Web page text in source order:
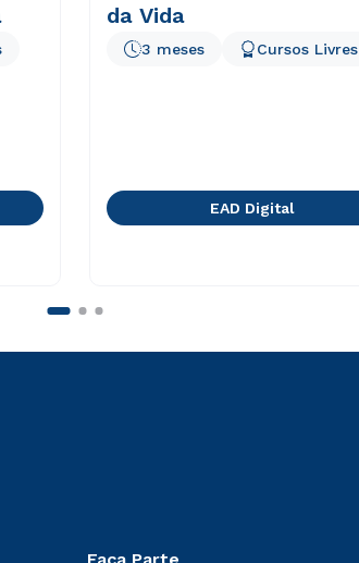
da Vida
3 meses Cursos Livres
EAD Digital